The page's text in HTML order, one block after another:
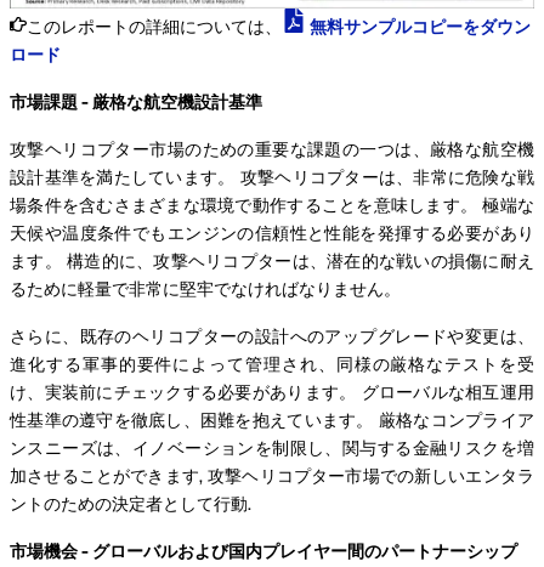
このレポートの詳細については、
無料サンプルコピーをダウン
ロード
市場課題 - 厳格な航空機設計基準
攻撃ヘリコプター市場のための重要な課題の一つは、厳格な航空機
設計基準を満たしています。 攻撃ヘリコプターは、非常に危険な戦
場条件を含むさまざまな環境で動作することを意味します。 極端な
天候や温度条件でもエンジンの信頼性と性能を発揮する必要があり
ます。 構造的に、攻撃ヘリコプターは、潜在的な戦いの損傷に耐え
るために軽量で非常に堅牢でなければなりません。
さらに、既存のヘリコプターの設計へのアップグレードや変更は、
進化する軍事的要件によって管理され、同様の厳格なテストを受
け、実装前にチェックする必要があります。 グローバルな相互運用
性基準の遵守を徹底し、困難を抱えています。 厳格なコンプライア
ンスニーズは、イノベーションを制限し、関与する金融リスクを増
加させることができます, 攻撃ヘリコプター市場での新しいエンタラ
ントのための決定者として行動.
市場機会 - グローバルおよび国内プレイヤー間のパートナーシップ